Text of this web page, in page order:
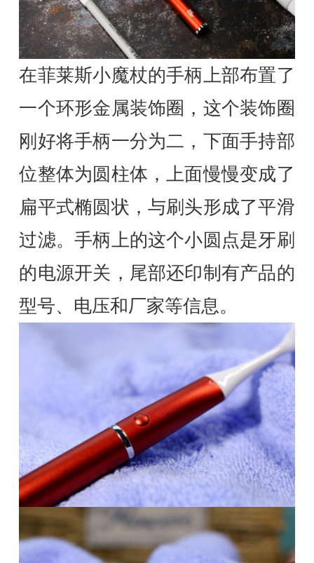
在菲莱斯小魔杖的手柄上部布置了
一个环形金属装饰圈，这个装饰圈
刚好将手柄一分为二，下面手持部
位整体为圆柱体，上面慢慢变成了
扁平式椭圆状，与刷头形成了平滑
过滤。手柄上的这个小圆点是牙刷
的电源开关，尾部还印制有产品的
型号、电压和厂家等信息。